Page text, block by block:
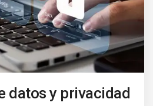
datos y privacidad